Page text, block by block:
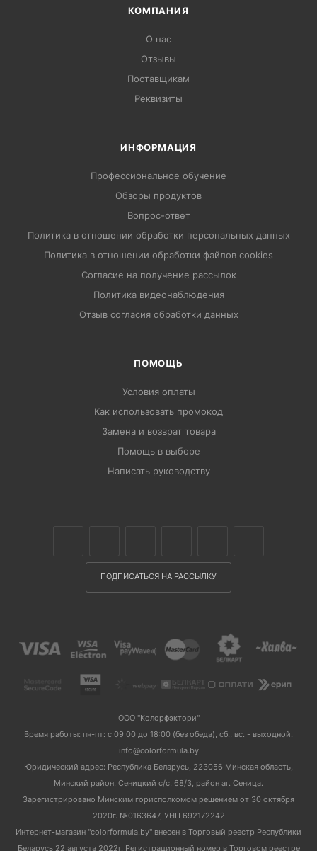
КОМПАНИЯ
О нас
Отзывы
Поставщикам
Реквизиты
ИНФОРМАЦИЯ
Профессиональное обучение
Обзоры продуктов
Вопрос-ответ
Политика в отношении обработки персональных данных
Политика в отношении обработки файлов cookies
Согласие на получение рассылок
Политика видеонаблюдения
Отзыв согласия обработки данных
ПОМОЩЬ
Условия оплаты
Как использовать промокод
Замена и возврат товара
Помощь в выборе
Написать руководству
ПОДПИСАТЬСЯ НА РАССЫЛКУ
ООО "Колорфэктори"
Время работы: пн-пт: с 09:00 до 18:00 (без обеда), сб., вс. - выходной.
info@colorformula.by
Юридический адрес: Республика Беларусь, 223056 Минская область,
Минский район, Сеницкий с/с, 68/3, район аг. Сеница.
Зарегистрировано Минским горисполкомом решением от 30 октября
2020г. №0163647, УНП 692172242
Интернет-магазин "colorformula.by" внесен в Торговый реестр Республики
Беларусь 22 августа 2022г. Регистрационный номер в Торговом реестре